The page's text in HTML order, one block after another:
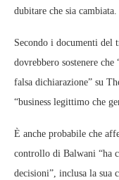
dubitare che sia cambiata.
Secondo i documenti del
dovrebbero sostenere
falsa dichiarazione” su
“business legittimo che
È anche probabile che
controllo di Balwani “ha
decisioni”, inclusa la sua